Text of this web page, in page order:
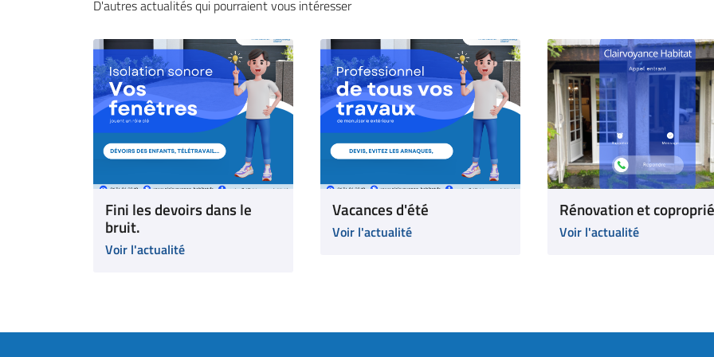
D'autres actualités qui pourraient vous intéresser
Fini les devoirs dans le
bruit.
Voir l'actualité
Vacances d'été
Voir l'actualité
Rénovation et
Voir l'actualité